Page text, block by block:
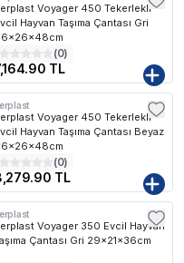
Voyager 450 Tekerlekli
Hayvan Taşıma Çantası Gri
(0)
TL
Bedava
Voyager 450 Tekerlekli
Hayvan Taşıma Çantası Beyaz
(0)
TL
Bedava
Voyager 350 Evcil Hayvan
Çantası Gri 29x21x36cm